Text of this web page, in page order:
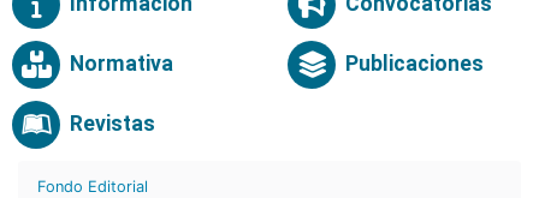
Normativa Publicaciones
Revistas
Fondo Editorial